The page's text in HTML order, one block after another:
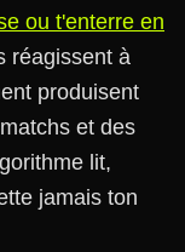
ou t'enterre en
réagissent à
produisent
et des
lit,
jamais ton